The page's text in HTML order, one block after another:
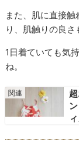
また、肌に直接
り、肌触りの良さ
1日着ていても気
ね。